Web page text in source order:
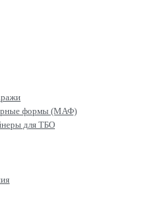
формы (МАФ)
для ТБО